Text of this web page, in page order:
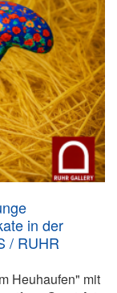
in der
/ RUHR
Heuhaufen" mit